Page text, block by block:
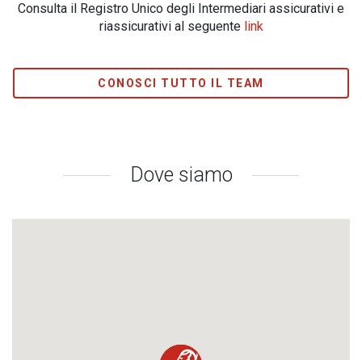
Consulta il Registro Unico degli Intermediari assicurativi e
riassicurativi al seguente link
CONOSCI TUTTO IL TEAM
Dove siamo